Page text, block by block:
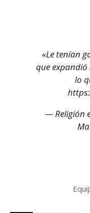
«Le tenían
que expandió
lo
— Religión